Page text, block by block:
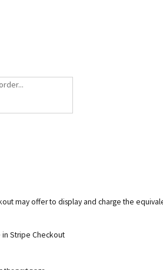
may offer to display and charge the
Stripe Checkout